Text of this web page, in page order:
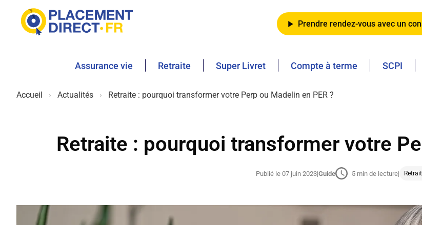
Prendre rendez-vous avec un
Assurance vie Retraite Super Livret Compte à terme SCPI
Accueil Actualités Retraite : pourquoi transformer votre Perp ou Madelin en PER ?
Retraite : pourquoi transformer votre
Publié le 07 juin 2023|Guide 5 min de lecture|